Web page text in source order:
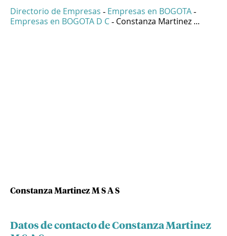
Directorio de Empresas - Empresas en BOGOTA -
Empresas en BOGOTA D C - Constanza Martinez ...
Constanza Martinez M S A S
Datos de contacto de Constanza Martinez